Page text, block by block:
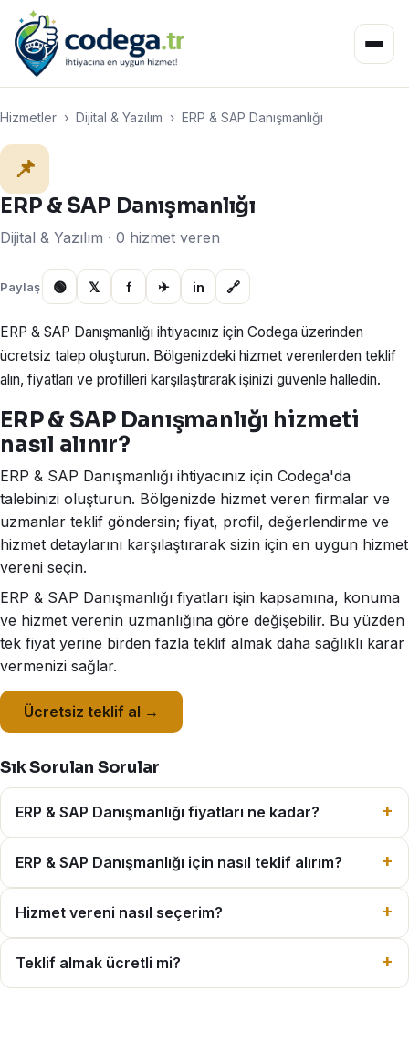
Hizmetler › Dijital & Yazılım › ERP & SAP Danışmanlığı
📌
ERP & SAP Danışmanlığı
Dijital & Yazılım · 0 hizmet veren
Paylaş 🟢 𝕏 f ✈ in 🔗
ERP & SAP Danışmanlığı ihtiyacınız için Codega üzerinden
ücretsiz talep oluşturun. Bölgenizdeki hizmet verenlerden teklif
alın, fiyatları ve profilleri karşılaştırarak işinizi güvenle halledin.
ERP & SAP Danışmanlığı hizmeti
nasıl alınır?
ERP & SAP Danışmanlığı ihtiyacınız için Codega'da
talebinizi oluşturun. Bölgenizde hizmet veren firmalar ve
uzmanlar teklif göndersin; fiyat, profil, değerlendirme ve
hizmet detaylarını karşılaştırarak sizin için en uygun hizmet
vereni seçin.
ERP & SAP Danışmanlığı fiyatları işin kapsamına, konuma
ve hizmet verenin uzmanlığına göre değişebilir. Bu yüzden
tek fiyat yerine birden fazla teklif almak daha sağlıklı karar
vermenizi sağlar.
Ücretsiz teklif al →
Sık Sorulan Sorular
ERP & SAP Danışmanlığı fiyatları ne kadar?
ERP & SAP Danışmanlığı için nasıl teklif alırım?
Hizmet vereni nasıl seçerim?
Teklif almak ücretli mi?